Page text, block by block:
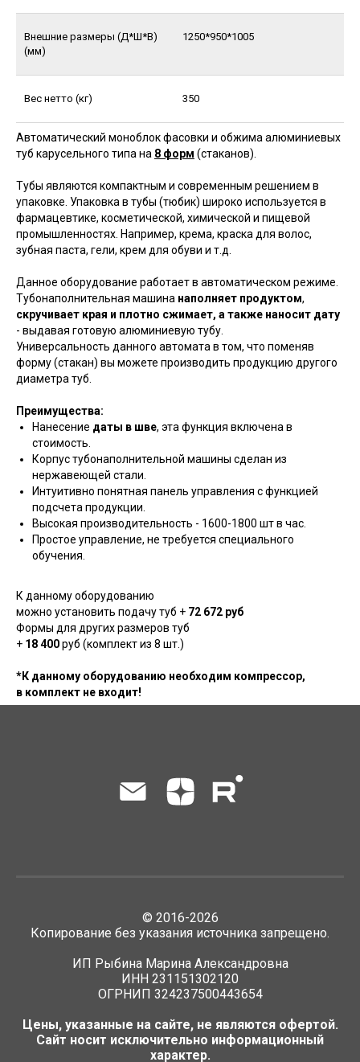
Внешние размеры (Д*Ш*В)
(мм)
1250*950*1005
Вес нетто (кг) 350
Автоматический моноблок фасовки и обжима алюминиевых
туб карусельного типа на 8 форм (стаканов).
Тубы являются компактным и современным решением в
упаковке. Упаковка в тубы (тюбик) широко используется в
фармацевтике, косметической, химической и пищевой
промышленностях. Например, крема, краска для волос,
зубная паста, гели, крем для обуви и т.д.
Данное оборудование работает в автоматическом режиме.
Тубонаполнительная машина наполняет продуктом,
скручивает края и плотно сжимает, а также наносит дату
- выдавая готовую алюминиевую тубу.
Универсальность данного автомата в том, что поменяв
форму (стакан) вы можете производить продукцию другого
диаметра туб.
Преимущества:
Нанесение даты в шве, эта функция включена в
стоимость.
Корпус тубонаполнительной машины сделан из
нержавеющей стали.
Интуитивно понятная панель управления с функцией
подсчета продукции.
Высокая производительность - 1600-1800 шт в час.
Простое управление, не требуется специального
обучения.
К данному оборудованию
можно установить подачу туб + 72 672 руб
Формы для других размеров туб
+ 18 400руб (комплект из 8 шт.)
*К данному оборудованию необходим компрессор,
в комплект не входит!
© 2016-2026
Копирование без указания источника запрещено.
ИП Рыбина Марина Александровна
ИНН 231151302120
ОГРНИП 324237500443654
Цены, указанные на сайте, не являются офертой.
Сайт носит исключительно информационный
характер.